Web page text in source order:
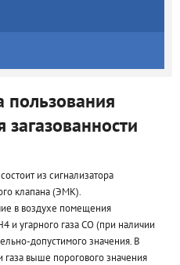
из сигнализатора
клапана (ЭМК).
в воздухе помещения
и угарного газа CO (при наличии
допустимого значения. В
выше порогового значения